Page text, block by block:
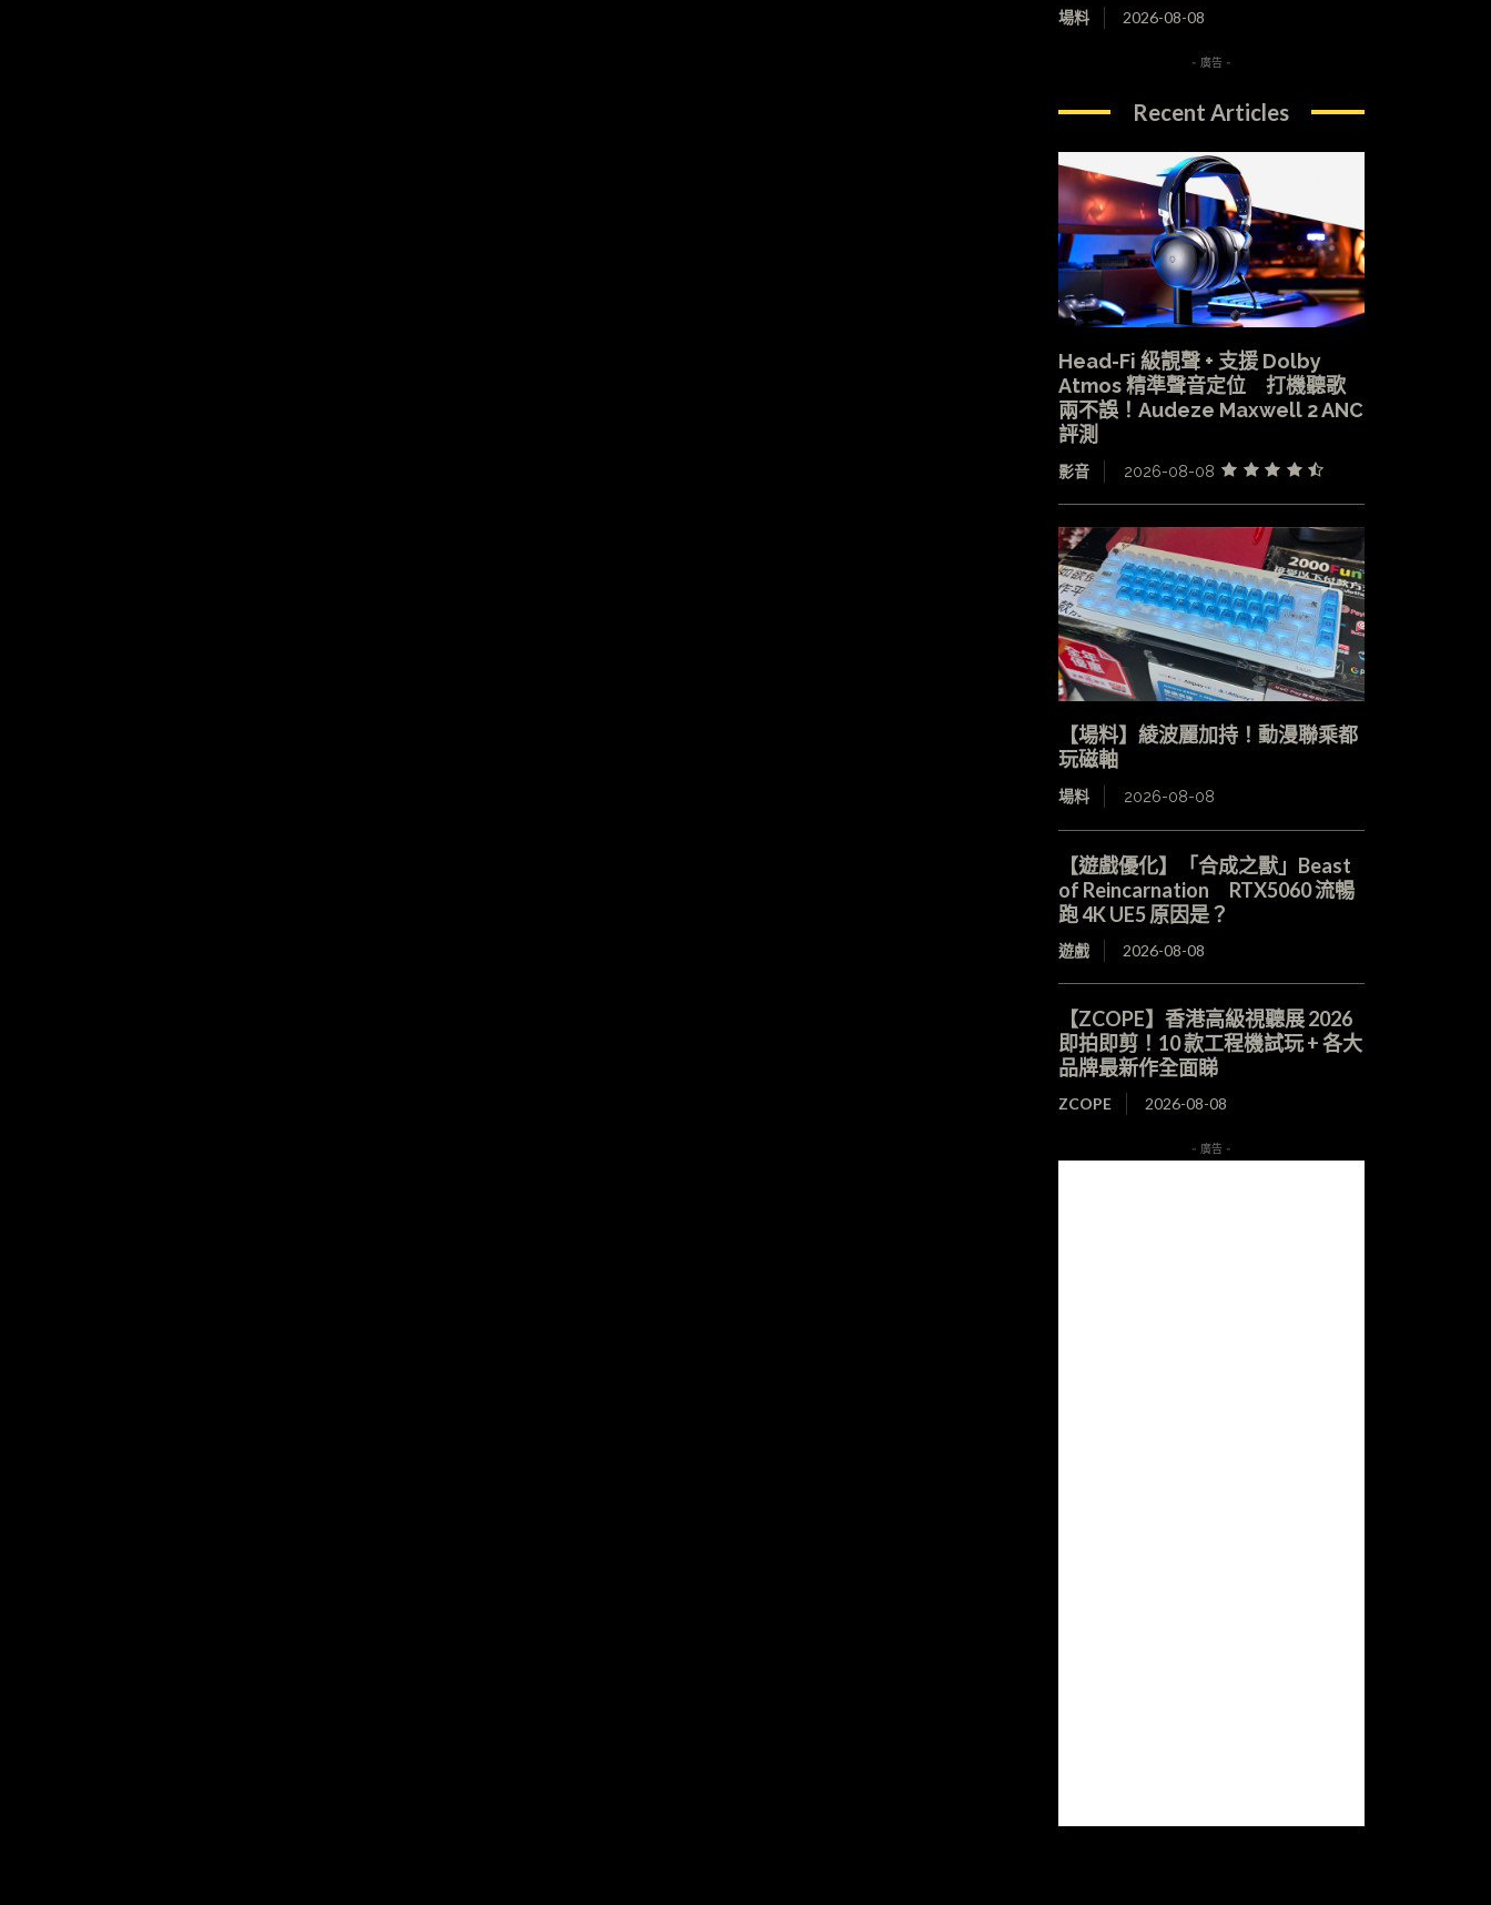
場料 2026-08-08
- 廣告 -
Recent Articles
Head-Fi 級靚聲 + 支援 Dolby
Atmos 精準聲音定位 打機聽歌
兩不誤！Audeze Maxwell 2 ANC
評測
影音 2026-08-08
【場料】綾波麗加持！動漫聯乘都
玩磁軸
場料 2026-08-08
【遊戲優化】「合成之獸」Beast
of Reincarnation RTX5060 流暢
跑 4K UE5 原因是？
遊戲 2026-08-08
【ZCOPE】香港高級視聽展 2026
即拍即剪！10 款工程機試玩 + 各大
品牌最新作全面睇
ZCOPE 2026-08-08
- 廣告 -